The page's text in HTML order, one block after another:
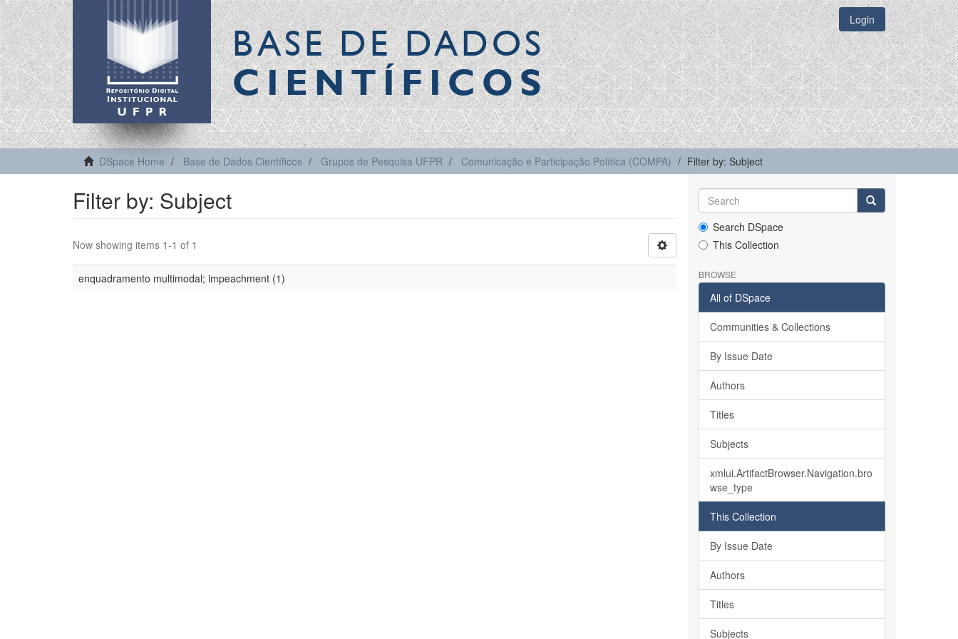
BASE DE DADOS
CIENTÍFICOS
Login
DSpace Home Base de Dados Científicos Grupos de Pesquisa UFPR Comunicação e Participação Política (COMPA) Filter by: Subject
Filter by: Subject
Now showing items 1-1 of 1
enquadramento multimodal; impeachment (1)
Search DSpace
This Collection
BROWSE
All of DSpace
Communities & Collections
By Issue Date
Authors
Titles
Subjects
xmlui.ArtifactBrowser.Navigation.bro
wse_type
This Collection
By Issue Date
Authors
Titles
Subjects